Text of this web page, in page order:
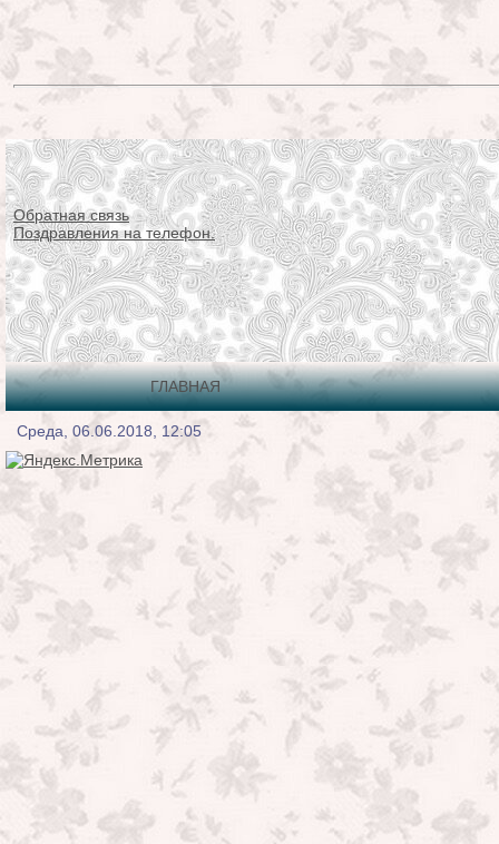
Обратная связь
Поздравления на телефон.
ГЛАВНАЯ
Среда, 06.06.2018, 12:05